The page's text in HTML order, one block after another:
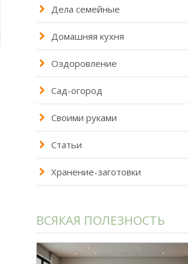
Дела семейные
Домашняя кухня
Оздоровление
Сад-огород
Своими руками
Статьи
Хранение-заготовки
ВСЯКАЯ ПОЛЕЗНОСТЬ